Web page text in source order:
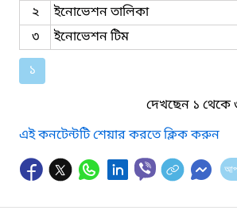
২
ইনোভেশন তালিকা
৩
ইনোভেশন টিম
১
দেখছেন ১ থেকে
এই কনটেন্টটি শেয়ার করতে ক্লিক করুন